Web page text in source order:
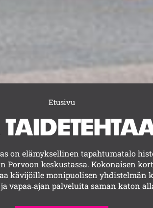
Etusivu
on elämyksellinen tapahtumatalo
Porvoon keskustassa. Kokonaisen
kävijöille monipuolisen yhdistelmän
vapaa‑ajan palveluita saman katon